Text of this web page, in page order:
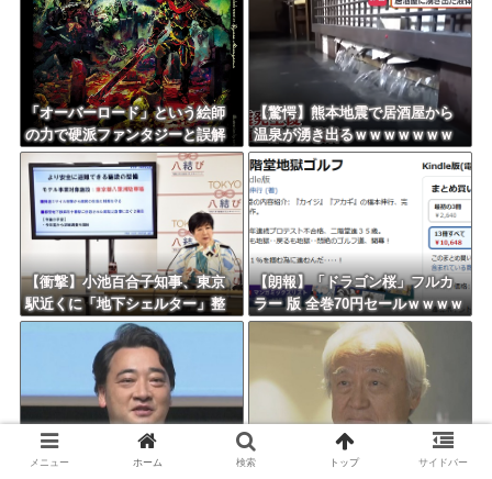
ｗ
「オーバーロード」という絵師
の力で硬派ファンタジーと誤解
させ人気出たなろう作品ｗｗｗ
ｗｗｗｗｗｗ
【驚愕】熊本地震で居酒屋から
温泉が湧き出るｗｗｗｗｗｗｗ
ｗｗｗｗｗ
【衝撃】小池百合子知事、東京
駅近くに「地下シェルター」整
備を正式表明ｗｗｗｗｗｗｗｗ
【朗報】「ドラゴン桜」フルカ
ラー 版 全巻70円セールｗｗｗｗ
ｗｗｗｗ スポーツ漫画50％ポ
イント還元セール
【悲報】「舌を入れてきたから
【悲報】 福岡県議会「海外視
メニュー ホーム 検索 トップ サイドバー